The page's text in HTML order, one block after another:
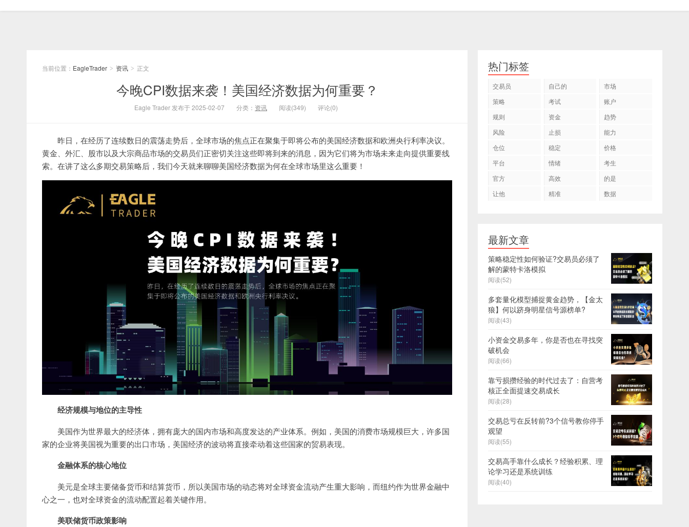
当前位置： EagleTrader > 资讯 > 正文
今晚CPI数据来袭！美国经济数据为何重要？
Eagle Trader 发布于 2025-02-07 分类： 资讯 阅读(349) 评论(0)
昨日，在经历了连续数日的震荡走势后，全球市场的焦点正在聚集于即将公布的美国经济数据和欧洲央行利率决议。
黄金、外汇、股市以及大宗商品市场的交易员们正密切关注这些即将到来的消息，因为它们将为市场未来走向提供重要线
索。在讲了这么多期交易策略后，我们今天就来聊聊美国经济数据为何在全球市场里这么重要！
经济规模与地位的主导性
美国作为世界最大的经济体，拥有庞大的国内市场和高度发达的产业体系。例如，美国的消费市场规模巨大，许多国
家的企业将美国视为重要的出口市场，美国经济的波动将直接牵动着这些国家的贸易表现。
金融体系的核心地位
美元是全球主要储备货币和结算货币，所以美国市场的动态将对全球资金流动产生重大影响，而纽约作为世界金融中
心之一，也对全球资金的流动配置起着关键作用。
‌美联储货币政策影响
热门标签
交易员 自己的
市场
策略
考试
账户
规则
资金
趋势
风险
止损
能力
仓位
稳定
价格
平台
情绪
考生
官方
高效
的是
让他
精准 数据
最新文章
策略稳定性如何验证?交易员必须了
解的蒙特卡洛模拟
阅读(52)
多套量化模型捕捉黄金趋势，【金太
狼】何以跻身明星信号源榜单?
阅读(43)
小资金交易多年，你是否也在寻找突
破机会
阅读(66)
靠亏损攒经验的时代过去了：自营考
核正全面提速交易成长
阅读(28)
交易总亏在反转前?3个信号教你停手
观望
阅读(55)
交易高手靠什么成长？经验积累、理
论学习还是系统训练
阅读(40)